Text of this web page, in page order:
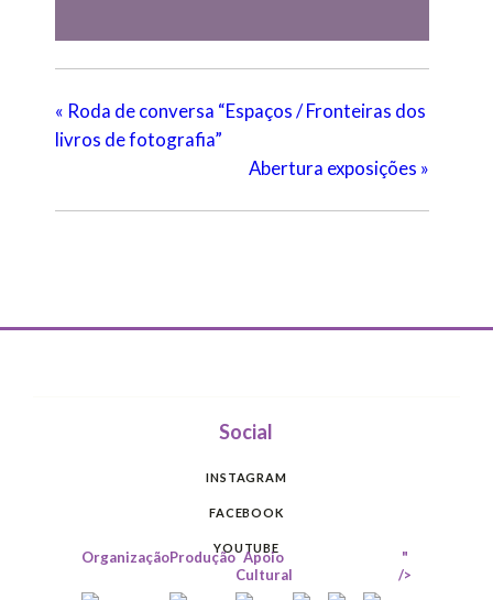
« Roda de conversa “Espaços / Fronteiras dos
livros de fotografia”
Abertura exposições »
Social
INSTAGRAM
FACEBOOK
YOUTUBE
OrganizaçãoProdução Apoio
Cultural
"
/>